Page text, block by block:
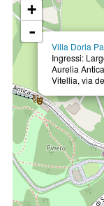
Villa Doria
Ingressi:
Aurelia
Vitellia, via
+
-